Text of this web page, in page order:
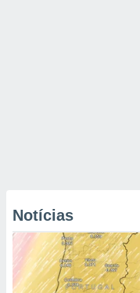
Notícias